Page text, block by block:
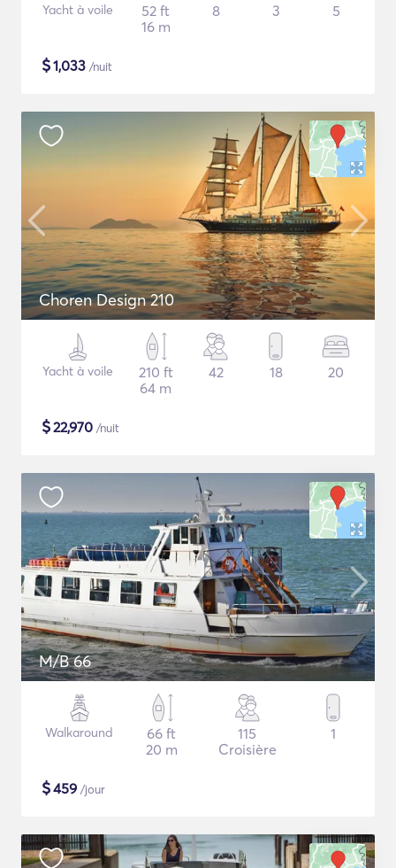
Yacht à voile
52 ft
16 m
8 3 5
$1,033 /nuit
Choren Design 210
Yacht à voile
210 ft
64 m
42 18 20
$22,970 /nuit
M/B 66
Walkaround
66 ft
20 m
115
Croisière
1
$459 /jour